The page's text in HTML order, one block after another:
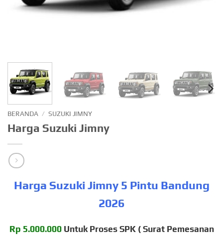
BERANDA / SUZUKI JIMNY
Harga Suzuki Jimny
Harga Suzuki Jimny 5 Pintu Bandung
2026
Rp 5.000.000 Untuk Proses SPK ( Surat Pemesanan